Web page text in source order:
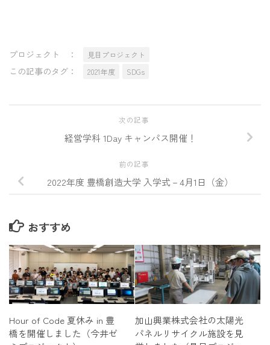
プロジェクト ： 見目プロジェクト
この記事のタグ： 2021年度 SDGs
次の記事
経営学科 1Day キャンパス開催！
前の記事
2022年度 豊橋創造大学 入学式－4月1日（金）
おすすめ
Hour of Code 夏休み in 豊
橋を開催しました（今井ゼ
加山興業株式会社の太陽光
パネルリサイクル施設を見